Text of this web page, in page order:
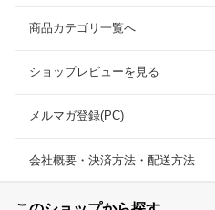
商品カテゴリ一覧へ
ショップレビューを見る
メルマガ登録(PC)
会社概要・決済方法・配送方法